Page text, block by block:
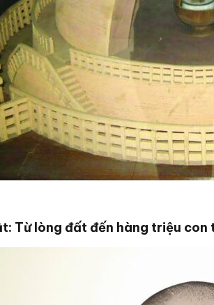
Từ lòng đất đến hàng triệu con